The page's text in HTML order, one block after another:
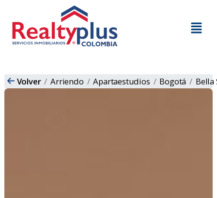
Volver Arriendo Apartaestudios Bogotá Bella